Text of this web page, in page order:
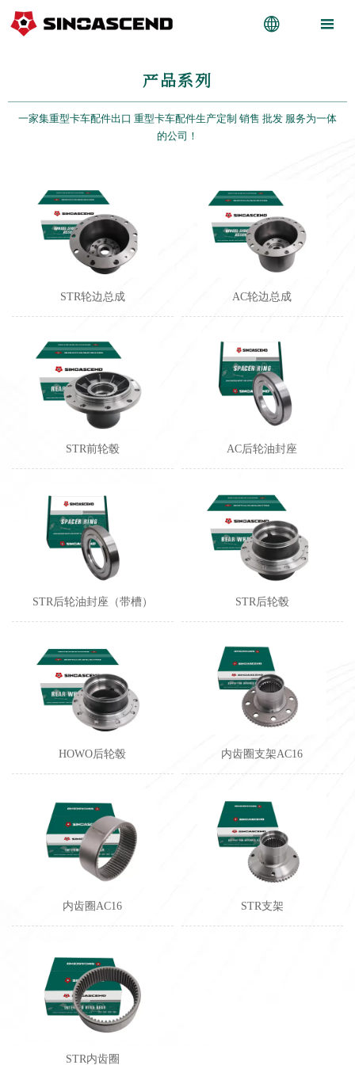
 
产品系列
一家集重型卡车配件出口 重型卡车配件生产定制 销售 批发 服务为一体
的公司！
STR轮边总成 AC轮边总成
STR前轮毂 AC后轮油封座
STR后轮油封座（带槽） STR后轮毂
HOWO后轮毂 内齿圈支架AC16
内齿圈AC16 STR支架
STR内齿圈